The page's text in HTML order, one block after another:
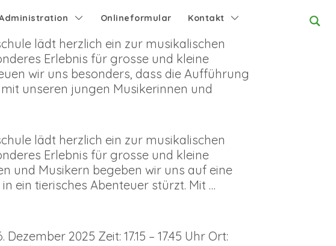
Onlineformular Kontakt
lädt herzlich ein zur musikalischen
Erlebnis für grosse und kleine
wir uns besonders, dass die Aufführung
unseren jungen Musikerinnen und
lädt herzlich ein zur musikalischen
Erlebnis für grosse und kleine
und Musikern begeben wir uns auf eine
ein tierisches Abenteuer stürzt. Mit …
2025 Zeit: 17.15 – 17.45 Uhr Ort: